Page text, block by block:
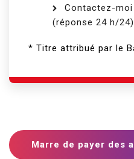
Contactez-moi
(réponse 24 h/24)
* Titre attribué par le
Marre de payer des